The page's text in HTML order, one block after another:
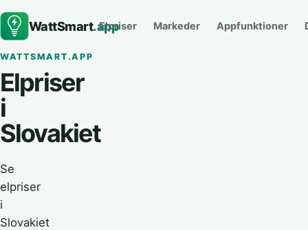
WattSmart.app
Elpriser Markeder Appfunktioner
WATTSMART.APP
Elpriser
i
Slovakiet
Se
elpriser
i
Slovakiet